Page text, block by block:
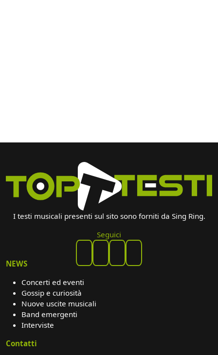
I testi musicali presenti sul sito sono forniti da Sing Ring.
Seguici
NEWS
Concerti ed eventi
Gossip e curiosità
Nuove uscite musicali
Band emergenti
Interviste
Contatti